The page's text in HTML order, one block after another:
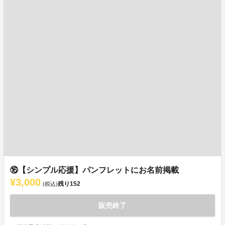
⑯【シンプル応援】パンフレットにお名前掲載
¥3,000 (税込)残り152
販売終了